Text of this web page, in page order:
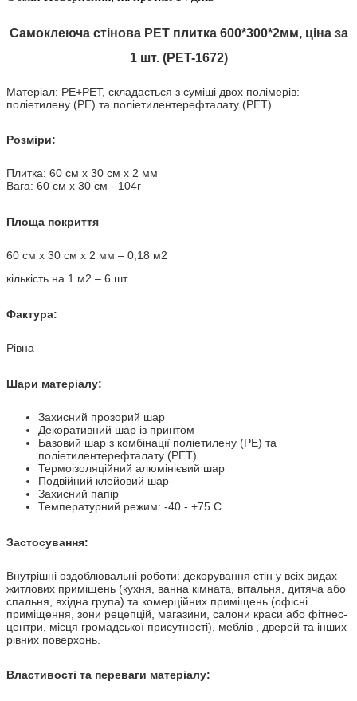
Самоклеюча стінова PET плитка 600*300*2мм, ціна за
1 шт. (PET-1672)
Матеріал: PE+PET, складається з суміші двох полімерів:
поліетилену (PE) та поліетилентерефталату (PET)
Розміри:
Плитка: 60 ​​см х 30 см х 2 мм
Вага: 60 ​​см х 30 см - 104г
Площа покриття
60 см х 30 см х 2 мм – 0,18 м2
кількість на 1 м2 – 6 шт.
Фактура:
Рівна
Шари матеріалу:
Захисний прозорий шар
Декоративний шар із принтом
Базовий шар з комбінації поліетилену (PE) та
поліетилентерефталату (PET)
Термоізоляційний алюмінієвий шар
Подвійний клейовий шар
Захисний папір
Температурний режим: -40 - +75 С
Застосування:
Внутрішні оздоблювальні роботи: декорування стін у всіх видах
житлових приміщень (кухня, ванна кімната, вітальня, дитяча або
спальня, вхідна група) та комерційних приміщень (офісні
приміщення, зони рецепцій, магазини, салони краси або фітнес-
центри, місця громадської присутності), меблів , дверей та інших
рівних поверхонь.
Властивості та переваги матеріалу: